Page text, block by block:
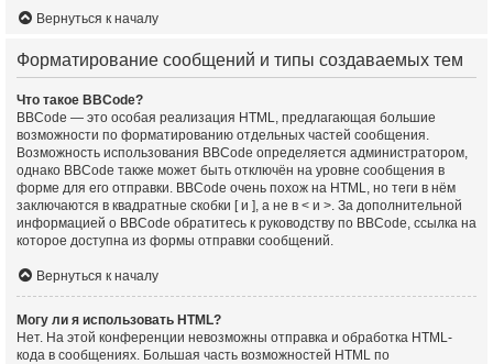
Вернуться к началу
Форматирование сообщений и типы создаваемых тем
Что такое BBCode?
BBCode — это особая реализация HTML, предлагающая большие
возможности по форматированию отдельных частей сообщения.
Возможность использования BBCode определяется администратором,
однако BBCode также может быть отключён на уровне сообщения в
форме для его отправки. BBCode очень похож на HTML, но теги в нём
заключаются в квадратные скобки [ и ], а не в < и >. За дополнительной
информацией о BBCode обратитесь к руководству по BBCode, ссылка на
которое доступна из формы отправки сообщений.
Вернуться к началу
Могу ли я использовать HTML?
Нет. На этой конференции невозможны отправка и обработка HTML-
кода в сообщениях. Большая часть возможностей HTML по